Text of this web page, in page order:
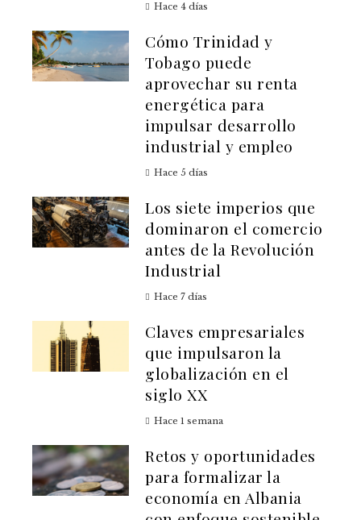
Hace 4 días
Cómo Trinidad y
Tobago puede
aprovechar su renta
energética para
impulsar desarrollo
industrial y empleo
Hace 5 días
Los siete imperios que
dominaron el comercio
antes de la Revolución
Industrial
Hace 7 días
Claves empresariales
que impulsaron la
globalización en el
siglo XX
Hace 1 semana
Retos y oportunidades
para formalizar la
economía en Albania